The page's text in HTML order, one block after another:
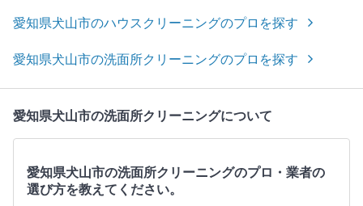
愛知県犬山市のハウスクリーニングのプロを探す
愛知県犬山市の洗面所クリーニングのプロを探す
愛知県犬山市の洗面所クリーニングについて
愛知県犬山市の洗面所クリーニングのプロ・業者の
選び方を教えてください。